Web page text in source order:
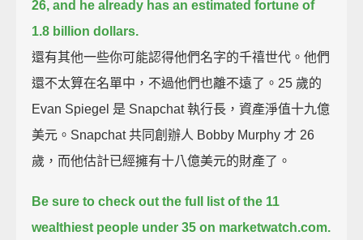
26, and he already has an estimated fortune of
1.8 billion dollars.
還有其他一些你可能認得他們名字的千禧世代。他們
還不太算在名單中，不過他們也離不遠了。25 歲的
Evan Spiegel 是 Snapchat 執行長，資產淨值十九億
美元。Snapchat 共同創辦人 Bobby Murphy 才 26
歲，而他估計已經擁有十八億美元的財產了。
Be sure to check out the full list of the 11
wealthiest people under 35 on marketwatch.com.